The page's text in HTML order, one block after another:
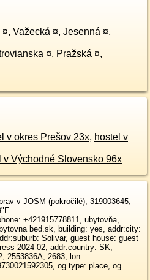
¤, Važecká ¤, Jesenná ¤,
¤, Pražská ¤,
v okres Prešov 23x, hostel v
v Východné Slovensko 96x
v JOSM (pokročilé), 319003645,
+421915778811, ubytovňa,
bed.sk, building: yes, addr:city:
Solivar, guest house: guest
2024 02, addr:country: SK,
2553836A, 2683, lon:
og type: place, og